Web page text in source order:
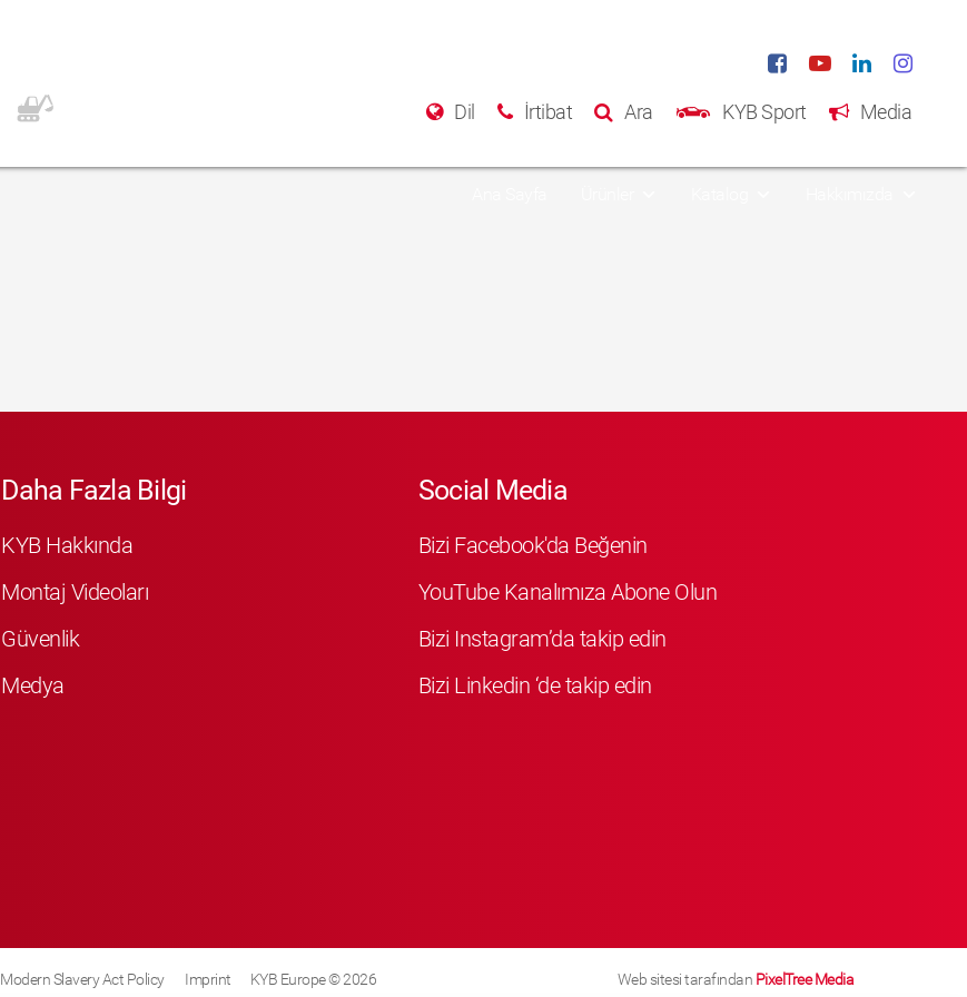
Dil İrtibat Ara KYB Sport Media
Daha Fazla Bilgi
KYB Hakkında
Montaj Videoları
Güvenlik
Medya
Social Media
Bizi Facebook'da Beğenin
YouTube Kanalımıza Abone Olun
Bizi Instagram’da takip edin
Bizi Linkedin ‘de takip edin
Modern Slavery Act Policy Imprint KYB Europe © 2026 Web sitesi tarafından PixelTree Media